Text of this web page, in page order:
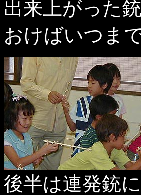
出来上がった
おけばいつま
後半は連発銃